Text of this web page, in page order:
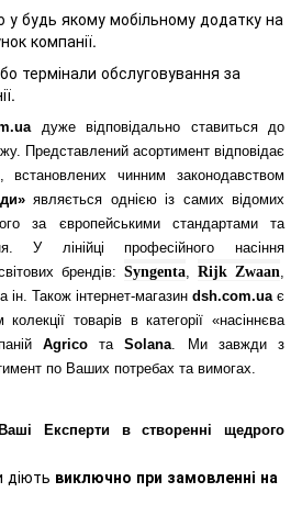
у будь якому мобільному додатку на
компанії.
термінали обслуговування за
дуже відповідально ставиться до
Представлений асортимент відповідає
встановлених чинним законодавством
являється однією із самих відомих
за європейськими стандартами та
У лінійці професійного насіння
брендів: Syngenta Rijk Zwaan
ін. Також інтернет-магазин dsh.com.ua є
товарів в категорії «насіннєва
AgricoтаSolana . Ми завжди з
по Ваших потребах та вимогах.
Експерти в створенні щедрого
діють виключно при замовленні на